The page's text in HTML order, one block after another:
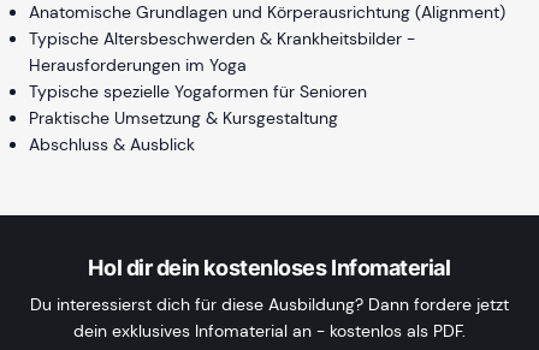
Anatomische Grundlagen und Körperausrichtung (Alignment)
Typische Altersbeschwerden & Krankheitsbilder -
Herausforderungen im Yoga
Typische spezielle Yogaformen für Senioren
Praktische Umsetzung & Kursgestaltung
Abschluss & Ausblick
Hol dir dein kostenloses Infomaterial
Du interessierst dich für diese Ausbildung? Dann fordere jetzt
dein exklusives Infomaterial an - kostenlos als PDF.